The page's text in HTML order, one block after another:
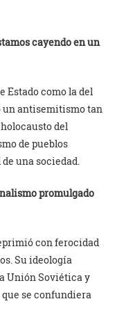
cayendo en un
Estado como la del
antisemitismo tan
del
de pueblos
una sociedad.
promulgado
con ferocidad
Su ideología
Unión Soviética y
que se confundiera